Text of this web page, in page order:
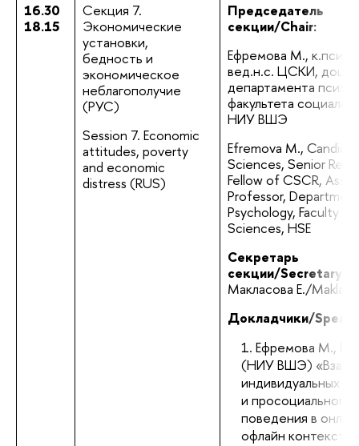
16.30
18.15
Секция 7.
Экономические
установки,
бедность и
экономическое
неблагополучие
(РУС)
Session 7. Economic
attitudes, poverty
and economic
distress (RUS)
Председатель
секции/Chair:
Ефремова М.,
вед.н.с. ЦСКИ,
департамента
факультета
НИУ ВШЭ
Efremova M.,
Sciences, Senior
Fellow of CSCR,
Professor,
Psychology, Faculty of
Sciences, HSE
Секретарь
секции/Secretary:
Макласова Е./
Докладчики/
Ефремова М.,
(НИУ ВШЭ)
индивидуальных
и просоциального
поведения в
офлайн